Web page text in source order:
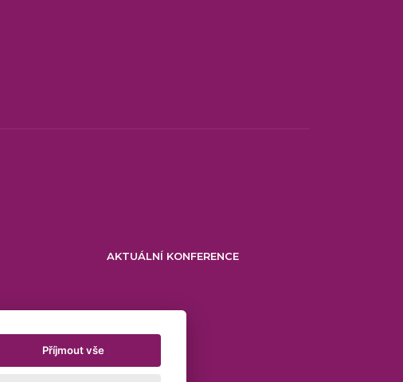
AKTUÁLNÍ KONFERENCE
Příjmout vše